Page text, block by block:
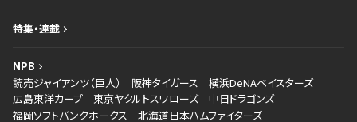
特集・連載
NPB
読売ジャイアンツ（巨人）
阪神タイガース
横浜DeNAベイスターズ
広島東洋カープ
東京ヤクルトスワローズ
中日ドラゴンズ
福岡ソフトバンクホークス
北海道日本ハムファイターズ